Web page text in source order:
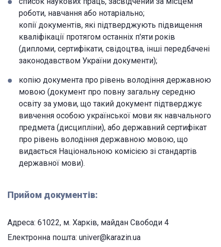
роботи, навчання або нотаріально;
копії документів, які підтверджують підвищення
кваліфікації протягом останніх п'яти років
(дипломи, сертифікати, свідоцтва, інші передбачені
законодавством України документи);
копію документа про рівень володіння державною
мовою (документ про повну загальну середню
освіту за умови, що такий документ підтверджує
вивчення особою української мови як навчального
предмета (дисципліни), або державний сертифікат
про рівень володіння державною мовою, що
видається Національною комісією зі стандартів
державної мови).
Прийом документів:
Адреса: 61022, м. Харків, майдан Свободи 4
Електронна пошта: univer@karazin.ua